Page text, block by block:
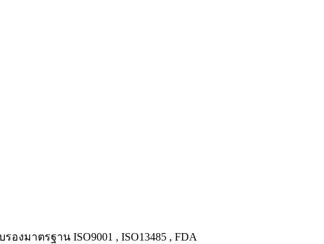
าตรฐาน ISO9001 , ISO13485 , FDA